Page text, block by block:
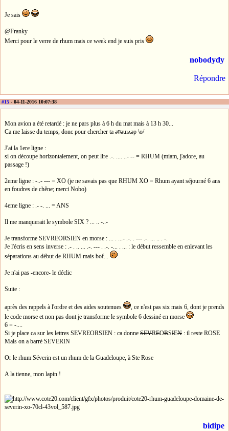
Je sais
@Franky
Merci pour le verre de rhum mais ce week end je suis pris
nobodydy
Répondre
#15 - 04-11-2016 10:07:38
Mon avion a été retardé : je ne pars plus à 6 h du mat mais à 13 h 30...
Ca me laisse du temps, donc pour chercher ta ǝʇʇǝuıʌǝp \o/
J'ai la 1ere ligne :
si on découpe horizontalement, on peut lire .-. .... ..- -- = RHUM (miam, j'adore, au
passage !)
2eme ligne : -..- --- = XO (je ne savais pas que RHUM XO = Rhum ayant séjourné 6 ans
en foudres de chêne; merci Nobo)
4eme ligne : .- -. ... = ANS
Il me manquerait le symbole SIX ? ... .. -..-
Je transforme SEVREORSIEN en morse : ... . ...- .-. . --- .-. ... .. . -.
Je l'écris en sens inverse : .- . .. ... .-. --- . .-. -... . ... : le début ressemble en enlevant les
séparations au début de RHUM mais bof...
Je n'ai pas -encore- le déclic
Suite :
après des rappels à l'ordre et des aides soutenues
, ce n'est pas six mais 6, dont je prends
le code morse et non pas dont je transforme le symbole 6 dessiné en morse
6 = -....
Si je place ca sur les lettres SEVREORSIEN : ca donne SEVREORSIEN : il reste ROSE
Mais on a barré SEVERIN
Or le rhum Séverin est un rhum de la Guadeloupe, à Ste Rose
A la tienne, mon lapin !
bidipe